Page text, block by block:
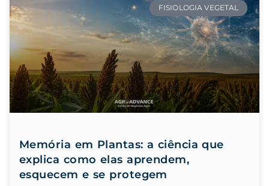
FISIOLOGIA VEGETAL
Memória em Plantas: a ciência que
explica como elas aprendem,
esquecem e se protegem